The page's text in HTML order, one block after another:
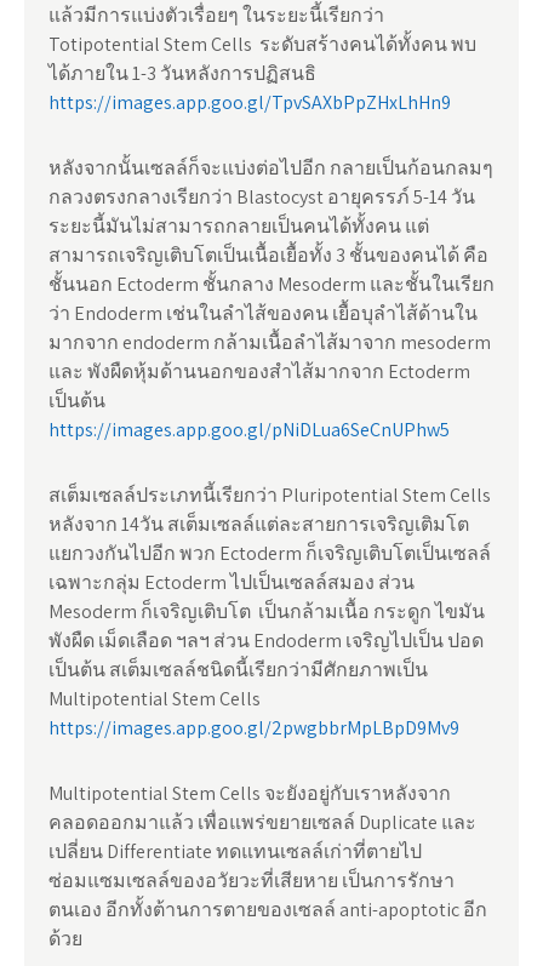
แล้วมีการแบ่งตัวเรื่อยๆ ในระยะนี้เรียกว่า
Totipotential Stem Cells ระดับสร้างคนได้ทั้งคน พบ
ได้ภายใน 1-3 วันหลังการปฏิสนธิ
https://images.app.goo.gl/TpvSAXbPpZHxLhHn9
หลังจากนั้นเซลล์ก็จะแบ่งต่อไปอีก กลายเป็นก้อนกลมๆ
กลวงตรงกลางเรียกว่า Blastocyst อายุครรภ์ 5-14 วัน
ระยะนี้มันไม่สามารถกลายเป็นคนได้ทั้งคน แต่
สามารถเจริญเติบโตเป็นเนื้อเยื้อทั้ง 3 ชั้นของคนได้ คือ
ชั้นนอก Ectoderm ชั้นกลาง Mesoderm และชั้นในเรียก
ว่า Endoderm เช่นในลำไส้ของคน เยื้อบุลำไส้ด้านใน
มากจาก endoderm กล้ามเนื้อลำไส้มาจาก mesoderm
และ พังผืดหุ้มด้านนอกของสำไส้มากจาก Ectoderm
เป็นต้น
https://images.app.goo.gl/pNiDLua6SeCnUPhw5
สเต็มเซลล์ประเภทนี้เรียกว่า Pluripotential Stem Cells
หลังจาก 14วัน สเต็มเซลล์แต่ละสายการเจริญเติมโต
แยกวงกันไปอีก พวก Ectoderm ก็เจริญเติบโตเป็นเซลล์
เฉพาะกลุ่ม Ectoderm ไปเป็นเซลล์สมอง ส่วน
Mesoderm ก็เจริญเติบโต เป็นกล้ามเนื้อ กระดูก ไขมัน
พังผืด เม็ดเลือด ฯลฯ ส่วน Endoderm เจริญไปเป็น ปอด
เป็นต้น สเต็มเซลล์ชนิดนี้เรียกว่ามีศักยภาพเป็น
Multipotential Stem Cells
https://images.app.goo.gl/2pwgbbrMpLBpD9Mv9
Multipotential Stem Cells จะยังอยู่กับเราหลังจาก
คลอดออกมาแล้ว เพื่อแพร่ขยายเซลล์ Duplicate และ
เปลี่ยน Differentiate ทดแทนเซลล์เก่าที่ตายไป
ซ่อมแซมเซลล์ของอวัยวะที่เสียหาย เป็นการรักษา
ตนเอง อีกทั้งต้านการตายของเซลล์ anti-apoptotic อีก
ด้วย